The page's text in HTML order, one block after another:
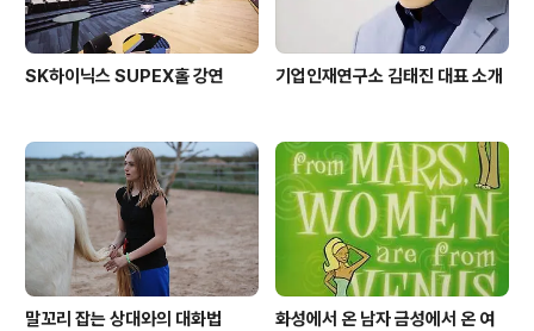
SK하이닉스 SUPEX홀 강연 기업인재연구소 김태진 대표 소개
말꼬리 잡는 상대와의 대화법
화성에서 온 남자 금성에서 온 여